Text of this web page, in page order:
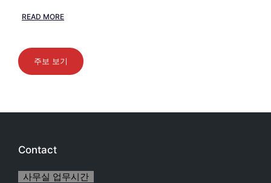
READ MORE
주보 보기
Contact
사무실 업무시간